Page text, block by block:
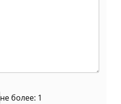
не более: 1